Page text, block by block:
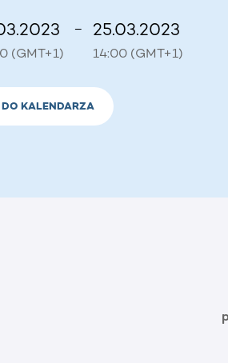
(GMT+1)
– 25.03.2023
14:00 (GMT+1)
KALENDARZA